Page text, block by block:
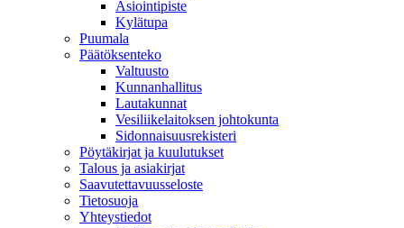
Asiointipiste
Kylätupa
Puumala
Päätöksenteko
Valtuusto
Kunnanhallitus
Lautakunnat
Vesiliikelaitoksen johtokunta
Sidonnaisuusrekisteri
Pöytäkirjat ja kuulutukset
Talous ja asiakirjat
Saavutettavuusseloste
Tietosuoja
Yhteystiedot